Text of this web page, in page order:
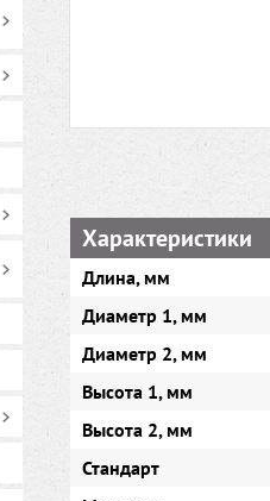
Характеристики
Длина, мм
Диаметр 1, мм
Диаметр 2, мм
Высота 1, мм
Высота 2, мм
Стандарт